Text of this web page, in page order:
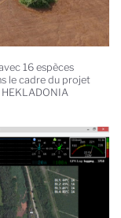
16 espèces
le cadre du projet
HEKLADONIA